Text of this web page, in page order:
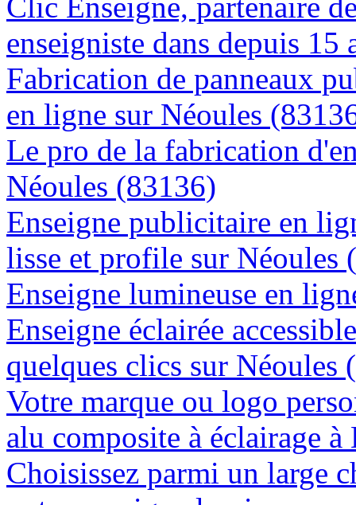
enseigniste dans depuis 15
Fabrication de panneaux
en ligne sur Néoules
Le pro de la fabrication
Néoules (83136)
Enseigne publicitaire en
lisse et profile sur Néoules
Enseigne lumineuse en
Enseigne éclairée
quelques clics sur Néoules
Votre marque ou logo
alu composite à éclairage
Choisissez parmi un large